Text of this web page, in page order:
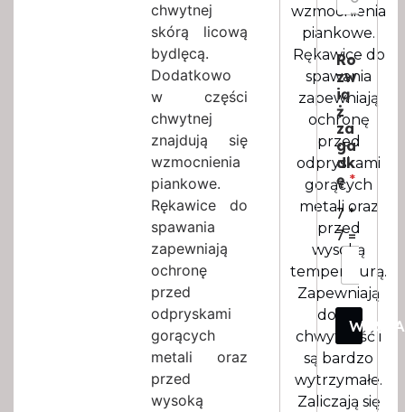
chwytnej
skórą licową
bydlęcą.
Dodatkowo
w części
chwytnej
znajdują się
wzmocnienia
piankowe.
Rękawice do
spawania
zapewniają
ochronę
przed
odpryskami
gorących
metali oraz
przed
wysoką
wzmocnienia
piankowe.
Rękawice do
spawania
zapewniają
ochronę
przed
odpryskami
gorących
metali oraz
przed
wysoką
temperaturą.
Zapewniają
dobrą
chwytność i
są bardzo
wytrzymałe.
Zaliczają się
o
s
c
*
Ro
zw
ią
ż
za
ga
dk
ę*
7 *
7 =